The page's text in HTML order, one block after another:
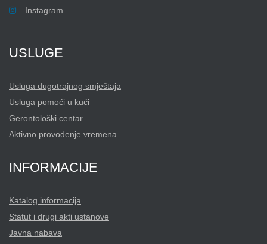
Instagram
USLUGE
Usluga dugotrajnog smještaja
Usluga pomoći u kući
Gerontološki centar
Aktivno provođenje vremena
INFORMACIJE
Katalog informacija
Statut i drugi akti ustanove
Javna nabava